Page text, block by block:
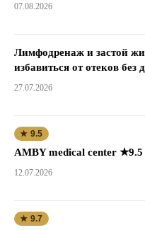
07.08.2026
Лимфодренаж и застой
избавиться от отеков без
27.07.2026
★ 9.5
AMBY medical center ★9.5
12.07.2026
★ 9.7